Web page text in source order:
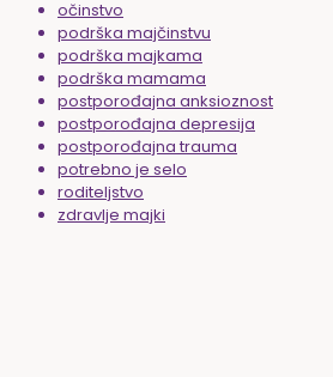
očinstvo
podrška majčinstvu
podrška majkama
podrška mamama
postporođajna anksioznost
postporođajna depresija
postporođajna trauma
potrebno je selo
roditeljstvo
zdravlje majki